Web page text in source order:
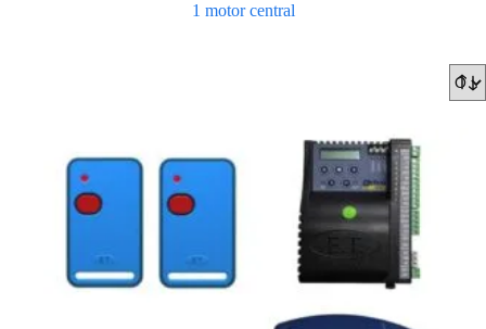
1 motor central